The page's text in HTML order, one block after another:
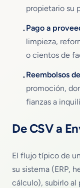
propietario su
•Pago a
limpieza,
o cientos de
•Reembolsos
promoción,
fianzas a
De CSV a
El flujo típico de
su sistema (ERP,
cálculo), subirlo al